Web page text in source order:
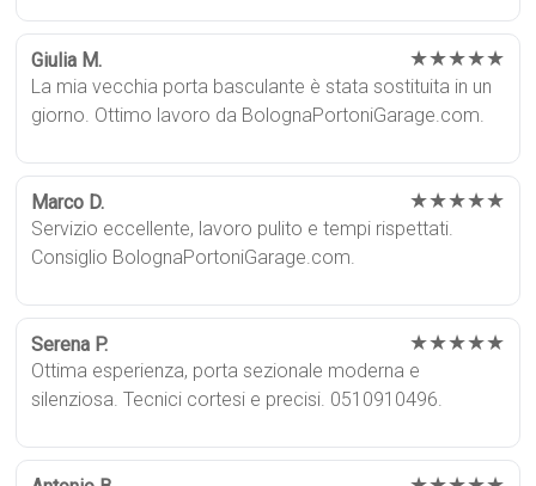
Giulia M. ★★★★★
La mia vecchia porta basculante è stata sostituita in un
giorno. Ottimo lavoro da BolognaPortoniGarage.com.
Marco D. ★★★★★
Servizio eccellente, lavoro pulito e tempi rispettati.
Consiglio BolognaPortoniGarage.com.
Serena P. ★★★★★
Ottima esperienza, porta sezionale moderna e
silenziosa. Tecnici cortesi e precisi. 0510910496.